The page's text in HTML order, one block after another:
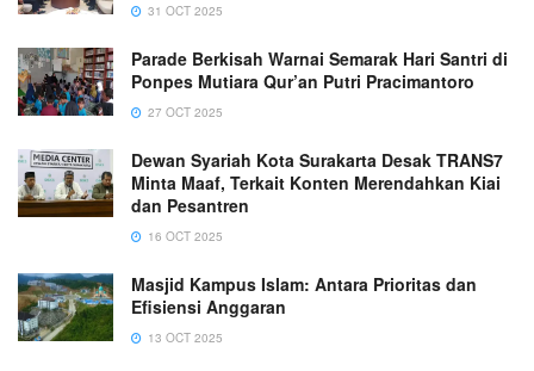
31 OCT 2025
Parade Berkisah Warnai Semarak Hari Santri di
Ponpes Mutiara Qur’an Putri Pracimantoro
27 OCT 2025
Dewan Syariah Kota Surakarta Desak TRANS7
Minta Maaf, Terkait Konten Merendahkan Kiai
dan Pesantren
16 OCT 2025
Masjid Kampus Islam: Antara Prioritas dan
Efisiensi Anggaran
13 OCT 2025